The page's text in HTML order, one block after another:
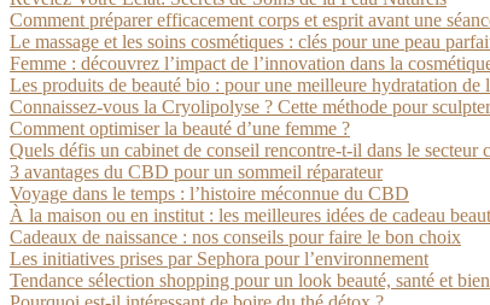
Comment préparer efficacement corps et esprit avant une
Le massage et les soins cosmétiques : clés pour une peau
Femme : découvrez l’impact de l’innovation dans la
Les produits de beauté bio : pour une meilleure hydratation de
Connaissez-vous la Cryolipolyse ? Cette méthode pour
Comment optimiser la beauté d’une femme ?
Quels défis un cabinet de conseil rencontre-t-il dans le secteur
3 avantages du CBD pour un sommeil réparateur
Voyage dans le temps : l’histoire méconnue du CBD
À la maison ou en institut : les meilleures idées de cadeau
Cadeaux de naissance : nos conseils pour faire le bon choix
Les initiatives prises par Sephora pour l’environnement
Tendance sélection shopping pour un look beauté, santé et